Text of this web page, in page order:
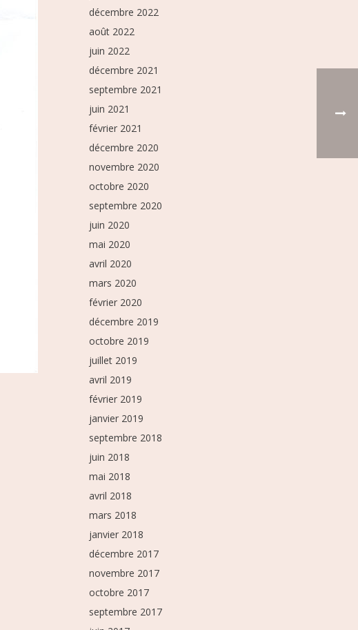
décembre 2022
août 2022
juin 2022
décembre 2021
septembre 2021
juin 2021
février 2021
décembre 2020
novembre 2020
octobre 2020
septembre 2020
juin 2020
mai 2020
avril 2020
mars 2020
février 2020
décembre 2019
octobre 2019
juillet 2019
avril 2019
février 2019
janvier 2019
septembre 2018
juin 2018
mai 2018
avril 2018
mars 2018
janvier 2018
décembre 2017
novembre 2017
octobre 2017
septembre 2017